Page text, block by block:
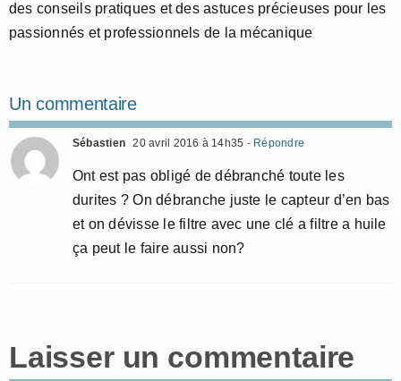
des conseils pratiques et des astuces précieuses pour les
passionnés et professionnels de la mécanique
Un commentaire
Sébastien 20 avril 2016 à 14h35 - Répondre
Ont est pas obligé de débranché toute les
durites ? On débranche juste le capteur d’en bas
et on dévisse le filtre avec une clé a filtre a huile
ça peut le faire aussi non?
Laisser un commentaire